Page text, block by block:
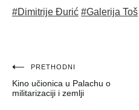
#Dimitrije Đurić #Galerija Toš
Navigacija
objava
PRETHODNI
Kino učionica u Palachu o
militarizaciji i zemlji